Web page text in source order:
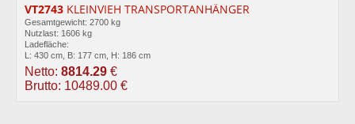
VT2743 KLEINVIEH TRANSPORTANHÄNGER
Gesamtgewicht: 2700 kg
Nutzlast: 1606 kg
Ladefläche:
L: 430 cm, B: 177 cm, H: 186 cm
Netto: 8814.29 €
Brutto: 10489.00 €